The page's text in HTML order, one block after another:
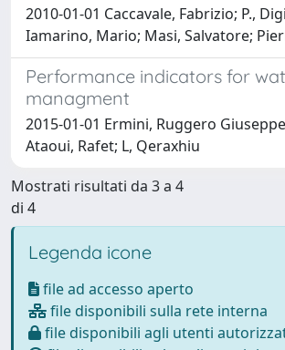
2010-01-01 Caccavale, Fabrizio; P.,
Iamarino, Mario; Masi, Salvatore;
Performance indicators for
managment
2015-01-01 Ermini, Ruggero
Ataoui, Rafet; L, Qeraxhiu
Mostrati risultati da 3 a 4
di 4
Legenda icone
file ad accesso aperto
file disponibili sulla rete interna
file disponibili agli utenti